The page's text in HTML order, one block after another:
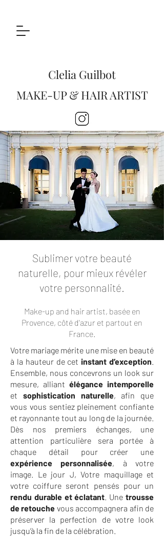
Clelia Guilbot
MAKE-UP & HAIR ARTIST
Sublimer votre beauté
naturelle, pour mieux révéler
votre personnalité.
Make-up and hair artist, basée en
Provence, côté d'azur et partout en
France.
Votre mariage mérite une mise en beauté
à la hauteur de cetinstant d’exception.
Ensemble, nous concevrons un look sur
mesure, alliant élégance intemporelle
et sophistication naturelle, afin que
vous vous sentiez pleinement confiante
et rayonnante tout au long de la journée.
Dès nos premiers échanges, une
attention particulière sera portée à
chaque détail pour créer une
expérience personnalisée, à votre
image. Le jour J, Votre maquillage et
votre coiffure seront pensés pour un
rendu durable et éclatant. Unetrousse
de retouche vous accompagnera afin de
préserver la perfection de votre look
jusqu’à la fin de la célébration.